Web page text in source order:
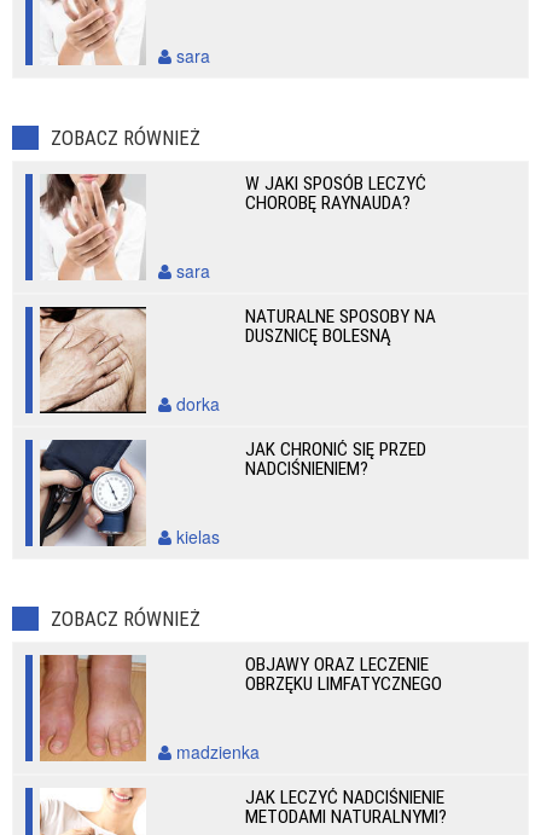
sara
ZOBACZ RÓWNIEŻ
W JAKI SPOSÓB LECZYĆ
CHOROBĘ RAYNAUDA?
sara
NATURALNE SPOSOBY NA
DUSZNICĘ BOLESNĄ
dorka
JAK CHRONIĆ SIĘ PRZED
NADCIŚNIENIEM?
kielas
ZOBACZ RÓWNIEŻ
OBJAWY ORAZ LECZENIE
OBRZĘKU LIMFATYCZNEGO
madzienka
JAK LECZYĆ NADCIŚNIENIE
METODAMI NATURALNYMI?